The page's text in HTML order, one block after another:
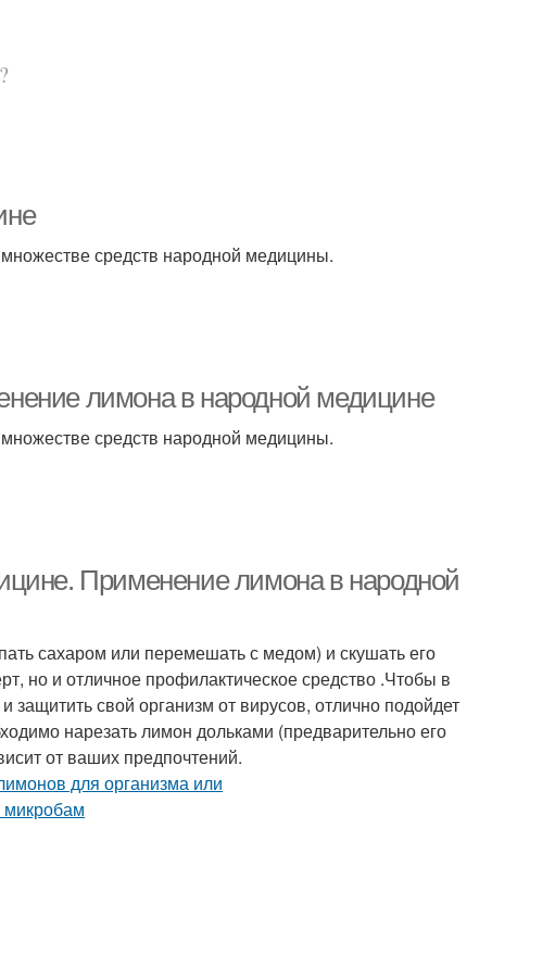
средств народной медицины.
лимона в народной медицине
средств народной медицины.
Применение лимона в народной
сахаром или перемешать с медом) и скушать его
но и отличное профилактическое средство .Чтобы в
свой организм от вирусов, отлично подойдет
нарезать лимон дольками (предварительно его
от ваших предпочтений.